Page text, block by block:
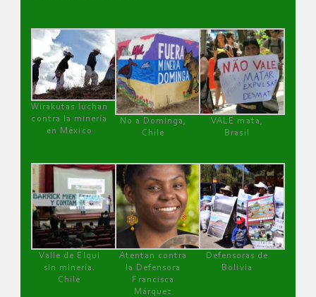
Wirakutas luchan
contra la minería
en México
No a Dominga,
Chile
VALE mata,
Brasil
Valle de Elqui
sin minería.
Chile
Atentan contra
la Defensora
Francisca
Márquez
Defensoras de
Bolivia